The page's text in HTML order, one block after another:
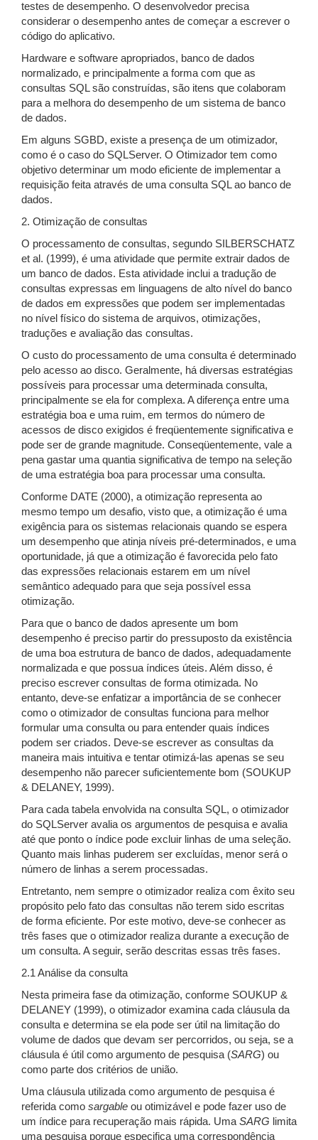
testes de desempenho. O desenvolvedor precisa
considerar o desempenho antes de começar a escrever o
código do aplicativo.
Hardware e software apropriados, banco de dados
normalizado, e principalmente a forma com que as
consultas SQL são construídas, são itens que colaboram
para a melhora do desempenho de um sistema de banco
de dados.
Em alguns SGBD, existe a presença de um otimizador,
como é o caso do SQLServer. O Otimizador tem como
objetivo determinar um modo eficiente de implementar a
requisição feita através de uma consulta SQL ao banco de
dados.
2. Otimização de consultas
O processamento de consultas, segundo SILBERSCHATZ
et al. (1999), é uma atividade que permite extrair dados de
um banco de dados. Esta atividade inclui a tradução de
consultas expressas em linguagens de alto nível do banco
de dados em expressões que podem ser implementadas
no nível físico do sistema de arquivos, otimizações,
traduções e avaliação das consultas.
O custo do processamento de uma consulta é determinado
pelo acesso ao disco. Geralmente, há diversas estratégias
possíveis para processar uma determinada consulta,
principalmente se ela for complexa. A diferença entre uma
estratégia boa e uma ruim, em termos do número de
acessos de disco exigidos é freqüentemente significativa e
pode ser de grande magnitude. Conseqüentemente, vale a
pena gastar uma quantia significativa de tempo na seleção
de uma estratégia boa para processar uma consulta.
Conforme DATE (2000), a otimização representa ao
mesmo tempo um desafio, visto que, a otimização é uma
exigência para os sistemas relacionais quando se espera
um desempenho que atinja níveis pré-determinados, e uma
oportunidade, já que a otimização é favorecida pelo fato
das expressões relacionais estarem em um nível
semântico adequado para que seja possível essa
otimização.
Para que o banco de dados apresente um bom
desempenho é preciso partir do pressuposto da existência
de uma boa estrutura de banco de dados, adequadamente
normalizada e que possua índices úteis. Além disso, é
preciso escrever consultas de forma otimizada. No
entanto, deve-se enfatizar a importância de se conhecer
como o otimizador de consultas funciona para melhor
formular uma consulta ou para entender quais índices
podem ser criados. Deve-se escrever as consultas da
maneira mais intuitiva e tentar otimizá-las apenas se seu
desempenho não parecer suficientemente bom (SOUKUP
& DELANEY, 1999).
Para cada tabela envolvida na consulta SQL, o otimizador
do SQLServer avalia os argumentos de pesquisa e avalia
até que ponto o índice pode excluir linhas de uma seleção.
Quanto mais linhas puderem ser excluídas, menor será o
número de linhas a serem processadas.
Entretanto, nem sempre o otimizador realiza com êxito seu
propósito pelo fato das consultas não terem sido escritas
de forma eficiente. Por este motivo, deve-se conhecer as
três fases que o otimizador realiza durante a execução de
um consulta. A seguir, serão descritas essas três fases.
2.1 Análise da consulta
Nesta primeira fase da otimização, conforme SOUKUP &
DELANEY (1999), o otimizador examina cada cláusula da
consulta e determina se ela pode ser útil na limitação do
volume de dados que devam ser percorridos, ou seja, se a
cláusula é útil como argumento de pesquisa (SARG) ou
como parte dos critérios de união.
Uma cláusula utilizada como argumento de pesquisa é
referida como sargable ou otimizável e pode fazer uso de
um índice para recuperação mais rápida. Uma SARG limita
uma pesquisa porque especifica uma correspondência